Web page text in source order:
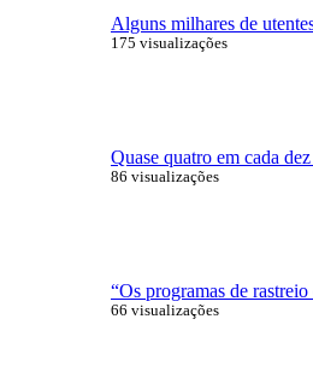
Alguns milhares de
175 visualizações
Quase quatro em cada
86 visualizações
“Os programas de
66 visualizações